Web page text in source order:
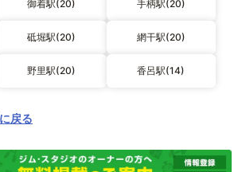
御着駅(20) 手柄駅(20)
砥堀駅(20) 網干駅(20)
野里駅(20) 香呂駅(14)
戻る